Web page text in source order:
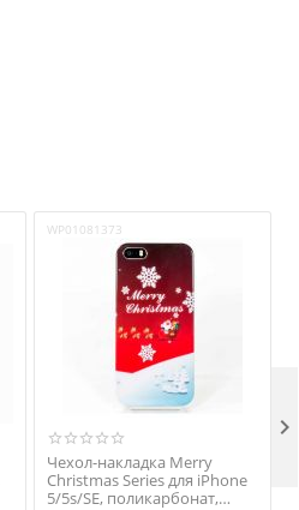
WP01081373
Чехол-накладка Merry
Christmas Series для iPhone
5/5s/SE, поликарбонат,
